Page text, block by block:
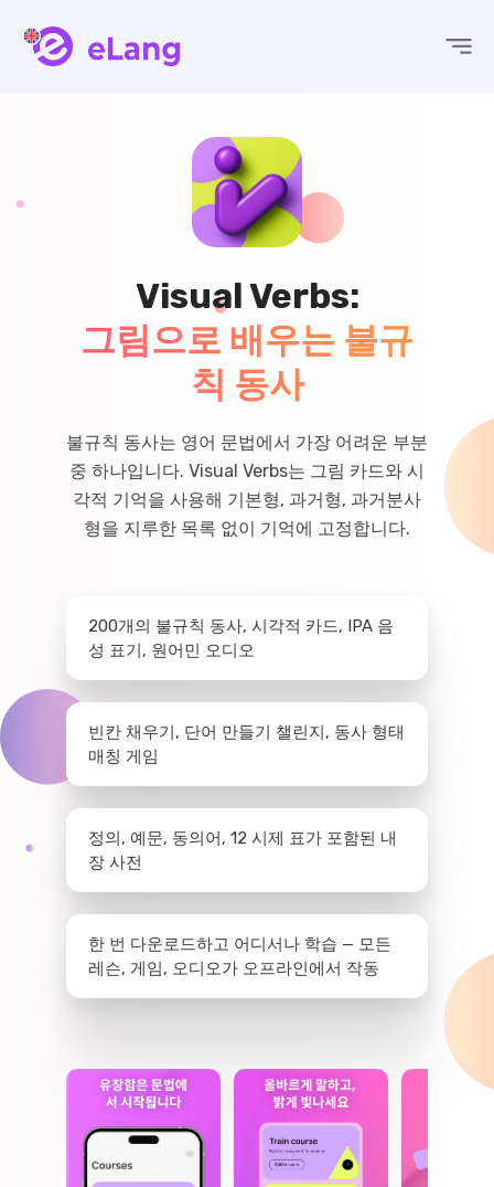
Visual Verbs:
그림으로 배우는 불규
칙 동사
불규칙 동사는 영어 문법에서 가장 어려운 부분
중 하나입니다. Visual Verbs는 그림 카드와 시
각적 기억을 사용해 기본형, 과거형, 과거분사
형을 지루한 목록 없이 기억에 고정합니다.
200개의 불규칙 동사, 시각적 카드, IPA 음
성 표기, 원어민 오디오
빈칸 채우기, 단어 만들기 챌린지, 동사 형태
매칭 게임
정의, 예문, 동의어, 12 시제 표가 포함된 내
장 사전
한 번 다운로드하고 어디서나 학습 — 모든
레슨, 게임, 오디오가 오프라인에서 작동